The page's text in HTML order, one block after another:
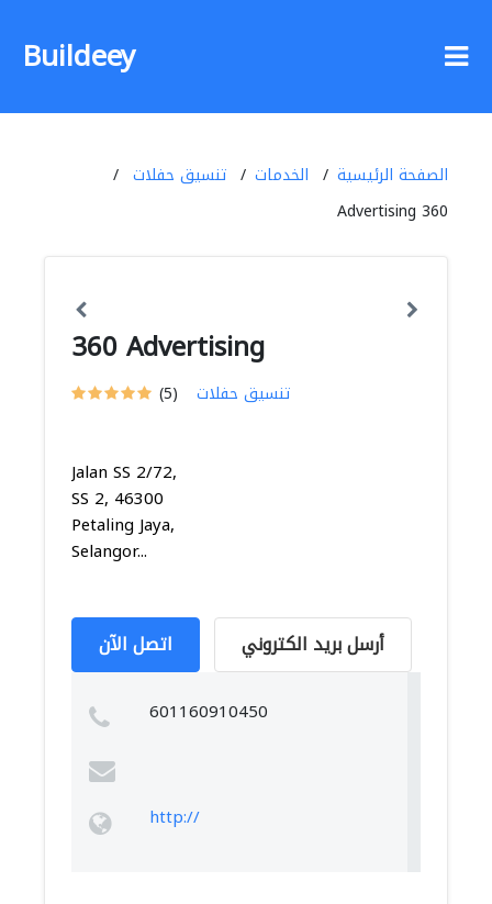
Buildeey
الصفحة الرئيسية الخدمات
تنسيق حفلات
360 Advertising
360 Advertising
(5) تنسيق حفلات
Jalan SS 2/72,
SS 2, 46300
Petaling Jaya,
Selangor...
اتصل الآن أرسل بريد الكتروني
601160910450
http://